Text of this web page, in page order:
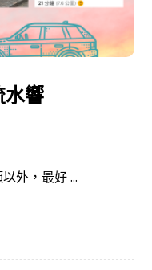
響
外，最好 ...